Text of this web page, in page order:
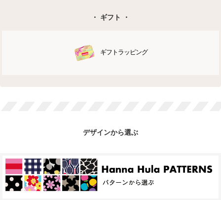
・ ギフト ・
ギフトラッピング
デザインから選ぶ